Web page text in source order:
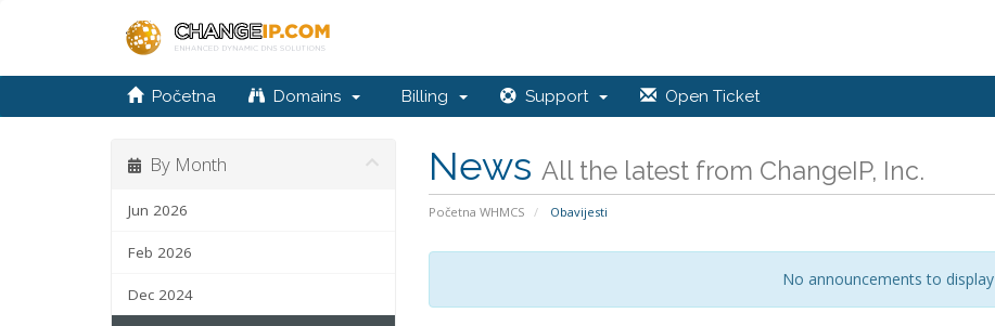
Početna Domains Billing Support Open Ticket
News All the latest from ChangeIP, Inc.
Početna WHMCS Obavijesti
By Month
Jun 2026
Feb 2026
Dec 2024
No announcements to display